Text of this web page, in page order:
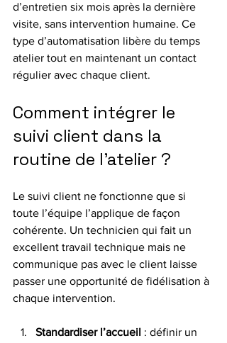
d’entretien six mois après la dernière
visite, sans intervention humaine. Ce
type d’automatisation libère du temps
atelier tout en maintenant un contact
régulier avec chaque client.
Comment intégrer le
suivi client dans la
routine de l’atelier ?
Le suivi client ne fonctionne que si
toute l’équipe l’applique de façon
cohérente. Un technicien qui fait un
excellent travail technique mais ne
communique pas avec le client laisse
passer une opportunité de fidélisation à
chaque intervention.
Standardiser l’accueil : définir un